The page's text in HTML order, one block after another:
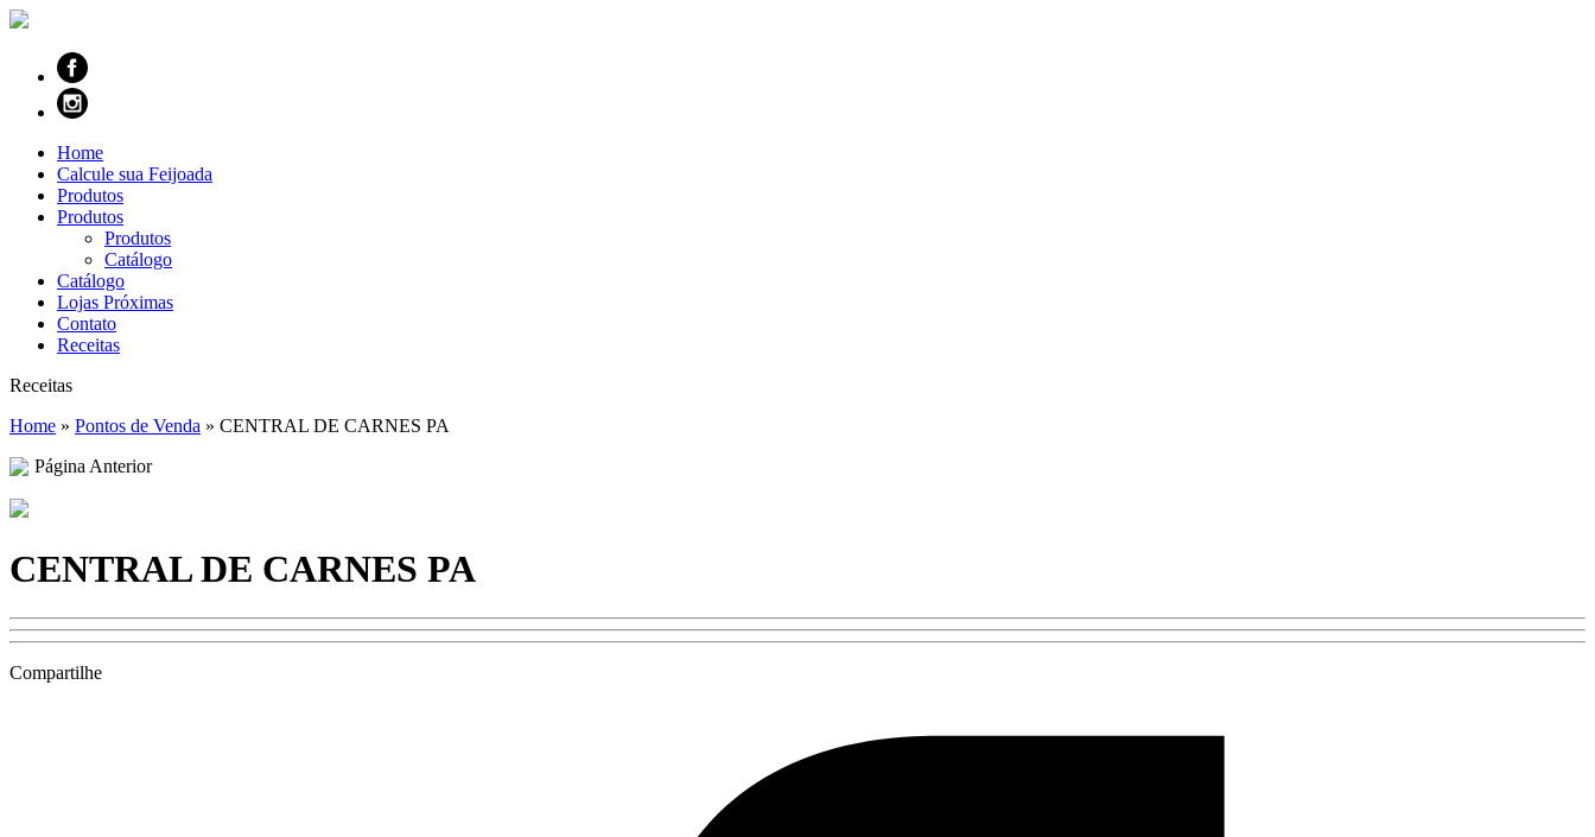
Home
Calcule sua Feijoada
Produtos
Produtos
Produtos
Catálogo
Catálogo
Lojas Próximas
Contato
Receitas
Receitas
Home » Pontos de Venda » CENTRAL DE CARNES PA
Página Anterior
CENTRAL DE CARNES PA
Compartilhe